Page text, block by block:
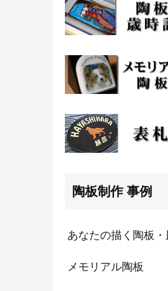
陶板制作 事例
あなたの描く陶板・
メモリアル陶板